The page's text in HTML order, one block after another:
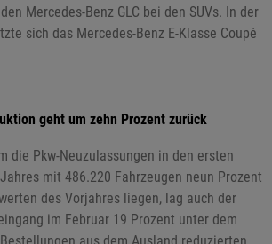
Mercedes-Benz GLC bei den SUVs. In der
sich das Mercedes-Benz E-Klasse Coupé
geht um zehn Prozent zurück
die Pkw-Neuzulassungen in den ersten
mit 486.220 Fahrzeugen neun Prozent
des Vorjahres liegen, lag auch der
im Februar 19 Prozent unter dem